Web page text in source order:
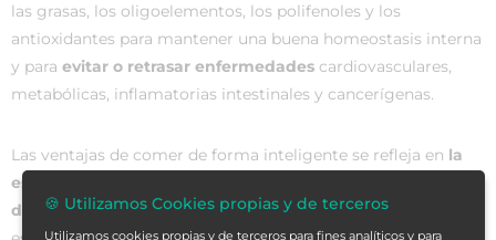
las grasas, los oligoelementos, los polifenoles y los
antioxidantes para mantener una buena homeostasis interna
y para evitar o retrasar enfermedades cardiovasculares,
metabólicas, inflamatorias intestinales y cancerígenas.
Las ventajas de comer de forma inteligente se refleja en la
esperanza de vida de una sociedad
de requerir los servicios sanitarios. Es más, tan importante
🍪 Utilizamos Cookies propias y de terceros
Utilizamos cookies propias y de terceros para fines analíticos y para